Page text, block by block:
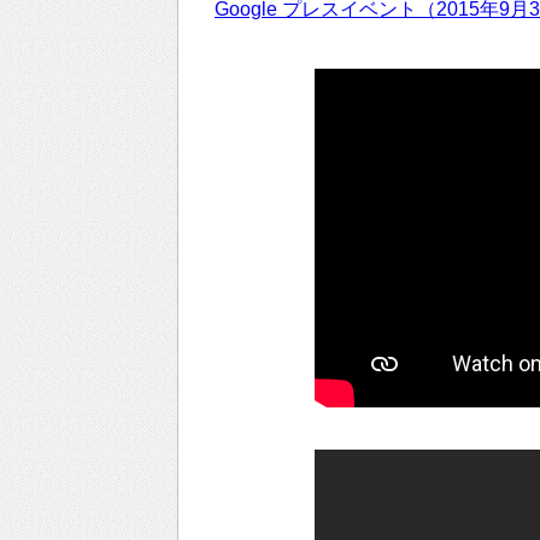
Google プレスイベント（2015年9月